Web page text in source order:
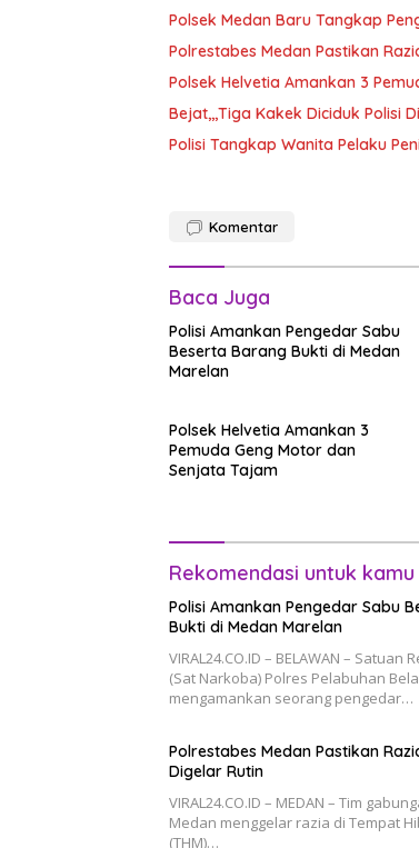
Polsek Medan Baru Tangkap
Polrestabes Medan Pastikan
Polsek Helvetia Amankan 3
Bejat,,,Tiga Kakek Diciduk Polisi
Polisi Tangkap Wanita Pelaku
Komentar
Baca Juga
Polisi Amankan Pengedar Sabu
Beserta Barang Bukti di Medan
Marelan
Polsek Helvetia Amankan 3
Pemuda Geng Motor dan
Senjata Tajam
Rekomendasi untuk kamu
Polisi Amankan Pengedar Sabu
Bukti di Medan Marelan
VIRAL24.CO.ID – BELAWAN – Satuan
(Sat Narkoba) Polres Pelabuhan
mengamankan seorang pengedar…
Polrestabes Medan Pastikan
Digelar Rutin
VIRAL24.CO.ID – MEDAN – Tim
Medan menggelar razia di Tempat
(THM)…